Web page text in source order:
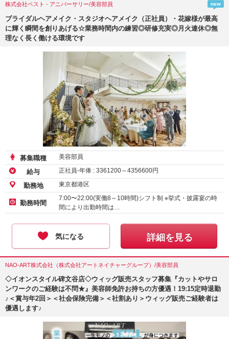
株式会社ベスト - アニバーサリー/美容部員 new
ブライダルヘアメイク・スタジオヘアメイク（正社員）・花嫁様が最高
に輝く瞬間を創りあげる☆業務時間内の練習◎研修充実◎月火連休◎無
理なく長く働ける環境です
募集職種 美容部員
給与 正社員-年俸 : 3361200～4356600円
勤務地 東京都港区
勤務時間
7:00〜22:00(実働8～10時間)シフト制 ※挙式・披露宴の時
間により出勤時間は…
気になる 詳細を見る
NAO-ART株式会社（株式会社アートネイチャーグループ）/美容部員
◇イオンスタイル碑文谷店◇ウィッグ販売スタッフ募集『カットやサロ
ンワークのご経験は不問★』美容師免許お持ちの方優遇！19:15定時退勤
♪＜賞与年2回＞＜社会保険完備＞＜社割あり＞ウィッグ販売ご経験者は
優遇します♪